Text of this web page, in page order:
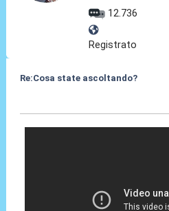
12.736
Registrato
Re:Cosa state ascoltando?